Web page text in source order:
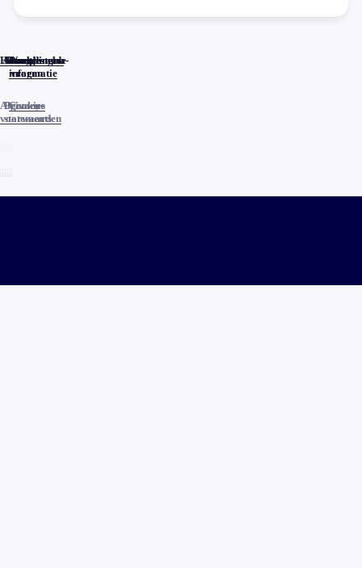
Home
Actueel
Uitzendingen
Reacties
Programma-
informatie
Veelgestelde
vragen
Algemene
voorwaarden
Privacy
statements
Cookies